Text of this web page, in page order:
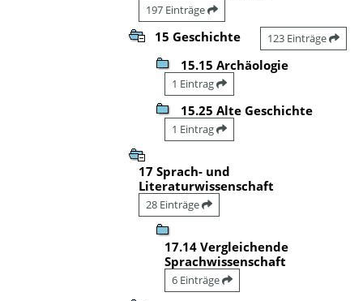
197 Einträge
15 Geschichte 123 Einträge
15.15 Archäologie
1 Eintrag
15.25 Alte Geschichte
1 Eintrag
17 Sprach- und
Literaturwissenschaft
28 Einträge
17.14 Vergleichende
Sprachwissenschaft
6 Einträge